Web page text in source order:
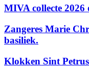
MIVA collecte 2026
Zangeres Marie
basiliek.
Klokken Sint